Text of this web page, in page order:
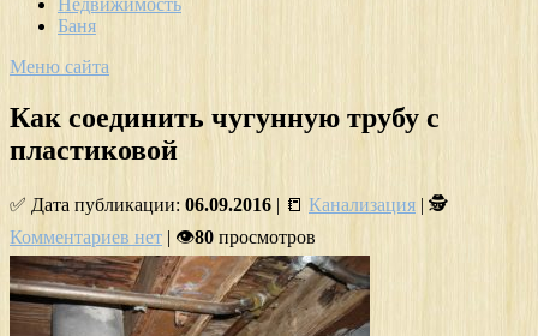
Баня
Меню сайта
Как соединить чугунную трубу с
пластиковой
✅ Дата публикации: 06.09.2016 | 📒 Канализация | 🕵
Комментариев нет | 👁80 просмотров